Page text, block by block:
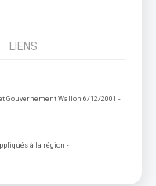
LIENS
Gouvernement Wallon 6/12/2001 -
à la région -